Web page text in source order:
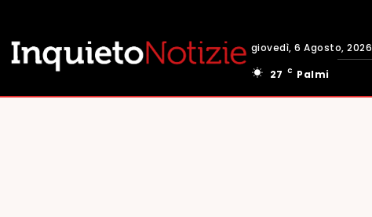
giovedì, 6 Agosto, 2026
27
C Palmi